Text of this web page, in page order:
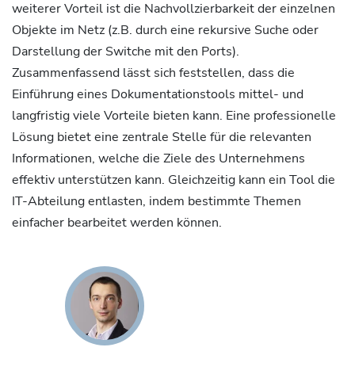
weiterer Vorteil ist die Nachvollzierbarkeit der einzelnen
Objekte im Netz (z.B. durch eine rekursive Suche oder
Darstellung der Switche mit den Ports).
Zusammenfassend lässt sich feststellen, dass die
Einführung eines Dokumentationstools mittel- und
langfristig viele Vorteile bieten kann. Eine professionelle
Lösung bietet eine zentrale Stelle für die relevanten
Informationen, welche die Ziele des Unternehmens
effektiv unterstützen kann. Gleichzeitig kann ein Tool die
IT-Abteilung entlasten, indem bestimmte Themen
einfacher bearbeitet werden können.